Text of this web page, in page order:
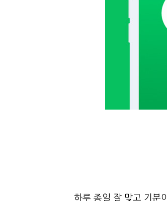
하루 종일 잘 맞고 기분